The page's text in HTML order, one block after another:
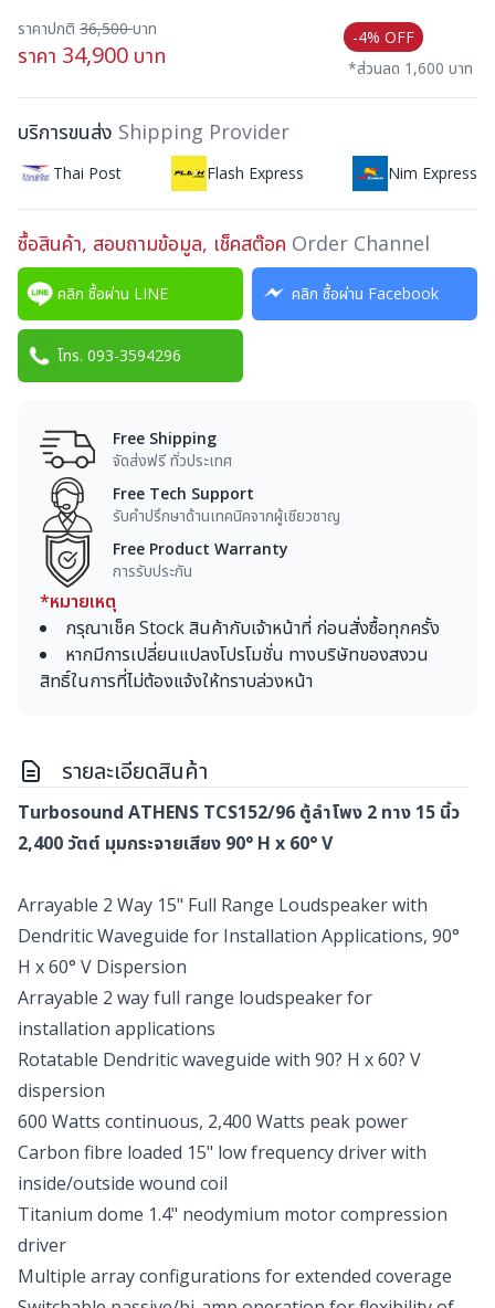
ราคาปกติ 36,500บาท
ราคา 34,900 บาท
-4% OFF
*ส่วนลด 1,600 บาท
บริการขนส่ง Shipping Provider
Thai Post Flash Express Nim Express
ซื้อสินค้า, สอบถามข้อมูล, เช็คสต๊อค Order Channel
คลิก ซื้อผ่าน LINE คลิก ซื้อผ่าน Facebook
โทร. 093-3594296
Free Shipping
จัดส่งฟรี ทั่วประเทศ
Free Tech Support
รับคำปรึกษาด้านเทคนิคจากผู้เชียวชาญ
Free Product Warranty
การรับประกัน
*หมายเหตุ
กรุณาเช็ค Stock สินค้ากับเจ้าหน้าที่ ก่อนสั่งซื้อทุกครั้ง
หากมีการเปลี่ยนแปลงโปรโมชั่น ทางบริษัทของสงวน
สิทธิ์ในการที่ไม่ต้องแจ้งให้ทราบล่วงหน้า
รายละเอียดสินค้า
Turbosound ATHENS TCS152/96 ตู้ลำโพง 2 ทาง 15 นิ้ว
2,400 วัตต์ มุมกระจายเสียง 90° H x 60° V
Arrayable 2 Way 15" Full Range Loudspeaker with
Dendritic Waveguide for Installation Applications, 90°
H x 60° V Dispersion
Arrayable 2 way full range loudspeaker for
installation applications
Rotatable Dendritic waveguide with 90? H x 60? V
dispersion
600 Watts continuous, 2,400 Watts peak power
Carbon fibre loaded 15" low frequency driver with
inside/outside wound coil
Titanium dome 1.4" neodymium motor compression
driver
Multiple array configurations for extended coverage